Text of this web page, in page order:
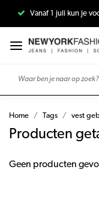
Vanaf 1 juli kun je
Home Tags vest
Producten
Geen producten